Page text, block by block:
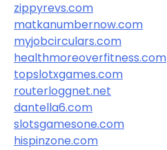
zippyrevs.com
matkanumbernow.com
myjobcirculars.com
healthmoreoverfitness.com
topslotxgames.com
routerloggnet.net
dantella6.com
slotsgamesone.com
hispinzone.com